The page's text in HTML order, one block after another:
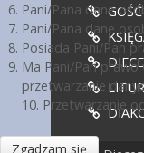
Pani/Pana dane
Pani/Pana dane
Posiada Pani/Pan
Ma Pani/Pan prawo
przetwarzanie
10. Przetwarzanie
Zgadzam się